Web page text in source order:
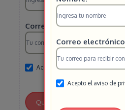
HS
2025
Correo electrónico*
Acepto el aviso de privacidad
Quiero Unirme
HS
2025
Correo electrónico
Acepto el aviso de